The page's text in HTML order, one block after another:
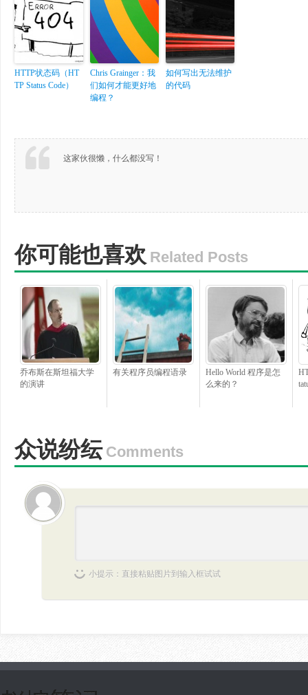
HTTP状态码（HT
TP Status Code）
Chris Grainger：我
们如何才能更好地
编程？
如何写出无法维护
的代码
这家伙很懒，什么都没写！
你可能也喜欢 Related Posts
乔布斯在斯坦福大学
的演讲
有关程序员编程语录
Hello World 程序是怎
么来的？
众说纷纭 Comments
小提示：直接粘贴图片到输入框试试